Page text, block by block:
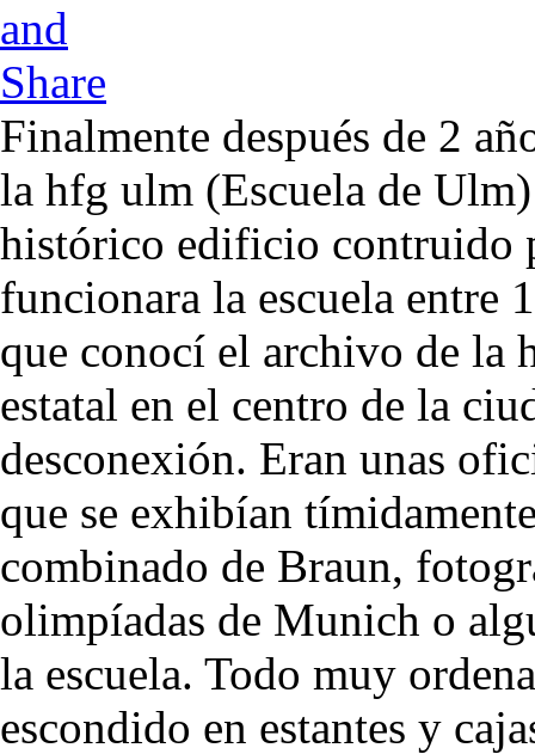
Finalmente después de 2
la hfg ulm (Escuela de
histórico edificio contruido
funcionara la escuela entre
que conocí el archivo de la
estatal en el centro de la
desconexión. Eran unas
que se exhibían
combinado de Braun,
olimpíadas de Munich o
la escuela. Todo muy
escondido en estantes y